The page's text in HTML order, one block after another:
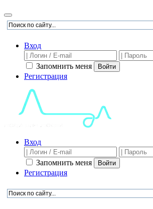
Вход
Запомнить меня Войти
Регистрация
Вход
Запомнить меня Войти
Регистрация